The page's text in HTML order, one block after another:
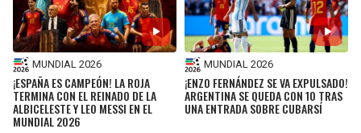
MUNDIAL 2026
¡ESPAÑA ES CAMPEÓN! LA ROJA
TERMINA CON EL REINADO DE LA
ALBICELESTE Y LEO MESSI EN EL
MUNDIAL 2026
MUNDIAL 2026
¡ENZO FERNÁNDEZ SE VA EXPULSADO!
ARGENTINA SE QUEDA CON 10 TRAS
UNA ENTRADA SOBRE CUBARSÍ